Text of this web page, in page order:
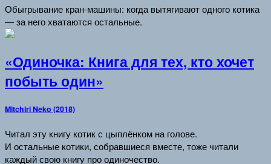
Обыгрывание кран-машины: когда вытягивают одного котика
— за него хватаются остальные.
«Одиночка: Книга для тех, кто хочет
побыть один»
Mitchiri Neko (2018)
Читал эту книгу котик с цыплёнком на голове.
И остальные котики, собравшиеся вместе, тоже читали
каждый свою книгу про одиночество.